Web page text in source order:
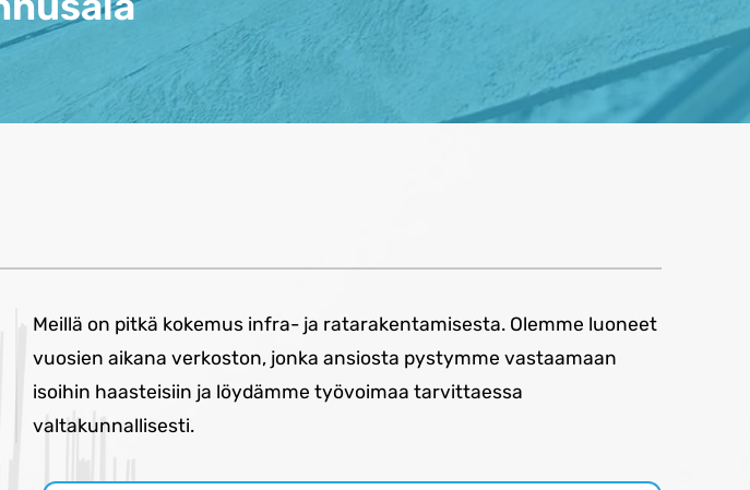
Meillä on pitkä kokemus infra- ja ratarakentamisesta. Olemme luoneet
vuosien aikana verkoston, jonka ansiosta pystymme vastaamaan
isoihin haasteisiin ja löydämme työvoimaa tarvittaessa
valtakunnallisesti.